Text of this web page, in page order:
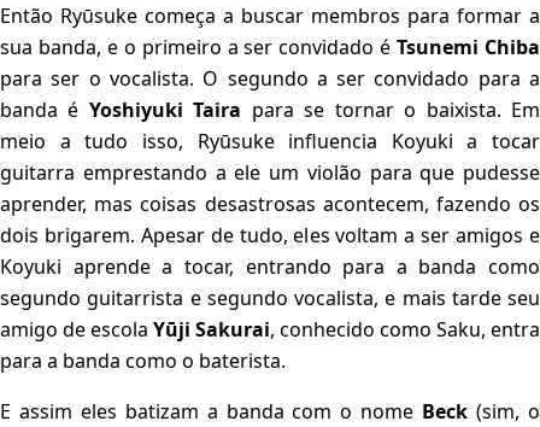
Então Ryūsuke começa a buscar membros para formar a
sua banda, e o primeiro a ser convidado éTsunemi Chiba
para ser o vocalista. O segundo a ser convidado para a
banda é Yoshiyuki Taira para se tornar o baixista. Em
meio a tudo isso, Ryūsuke influencia Koyuki a tocar
guitarra emprestando a ele um violão para que pudesse
aprender, mas coisas desastrosas acontecem, fazendo os
dois brigarem. Apesar de tudo, eles voltam a ser amigos e
Koyuki aprende a tocar, entrando para a banda como
segundo guitarrista e segundo vocalista, e mais tarde seu
amigo de escola Yūji Sakurai, conhecido como Saku, entra
para a banda como o baterista.
E assim eles batizam a banda com o nome Beck (sim, o